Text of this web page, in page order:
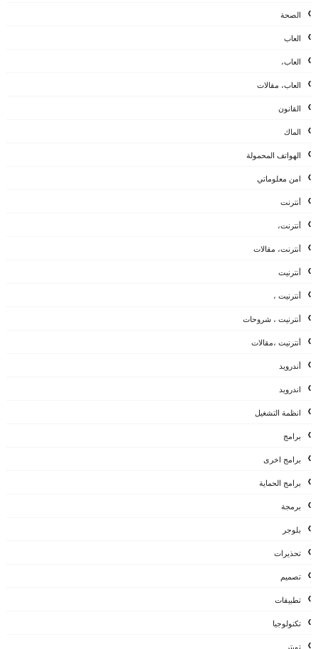
الصحة
العاب
العاب،
العاب، مقالات
القانون
الماك
الهواتف المحمولة
امن معلوماتي
أنترنت
أنترنت،
أنترنت، مقالات
أنترنيت
أنترنيت ،
أنترنيت ، شروحات
أنترنيت ،مقالات
أندرويد
اندرويد
انظمة التشغيل
برامج
برامج اخرى
برامج الحماية
برمجة
بلوجر
تحذيرات
تصميم
تطبيقات
تكنولوجيا